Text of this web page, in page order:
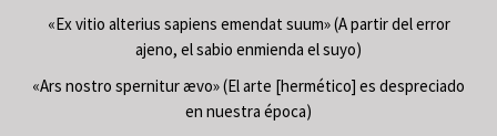
«Ex vitio alterius sapiens emendat suum» (A partir del error
ajeno, el sabio enmienda el suyo)
«Ars nostro spernitur ævo» (El arte [hermético] es despreciado
en nuestra época)